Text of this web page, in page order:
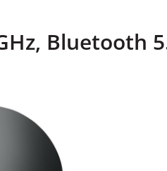
Bluetooth